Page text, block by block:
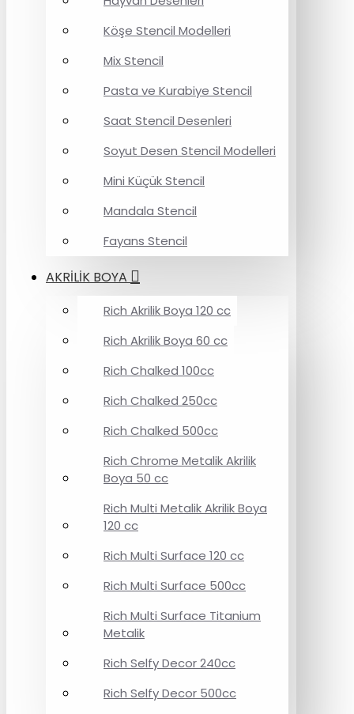
Köşe Stencil Modelleri
Mix Stencil
Pasta ve Kurabiye Stencil
Saat Stencil Desenleri
Soyut Desen Stencil Modelleri
Mini Küçük Stencil
Mandala Stencil
Fayans Stencil
AKRİLİK BOYA
Rich Akrilik Boya 120 cc
Rich Akrilik Boya 60 cc
Rich Chalked 100cc
Rich Chalked 250cc
Rich Chalked 500cc
Rich Chrome Metalik Akrilik
Boya 50 cc
Rich Multi Metalik Akrilik Boya
120 cc
Rich Multi Surface 120 cc
Rich Multi Surface 500cc
Rich Multi Surface Titanium
Metalik
Rich Selfy Decor 240cc
Rich Selfy Decor 500cc